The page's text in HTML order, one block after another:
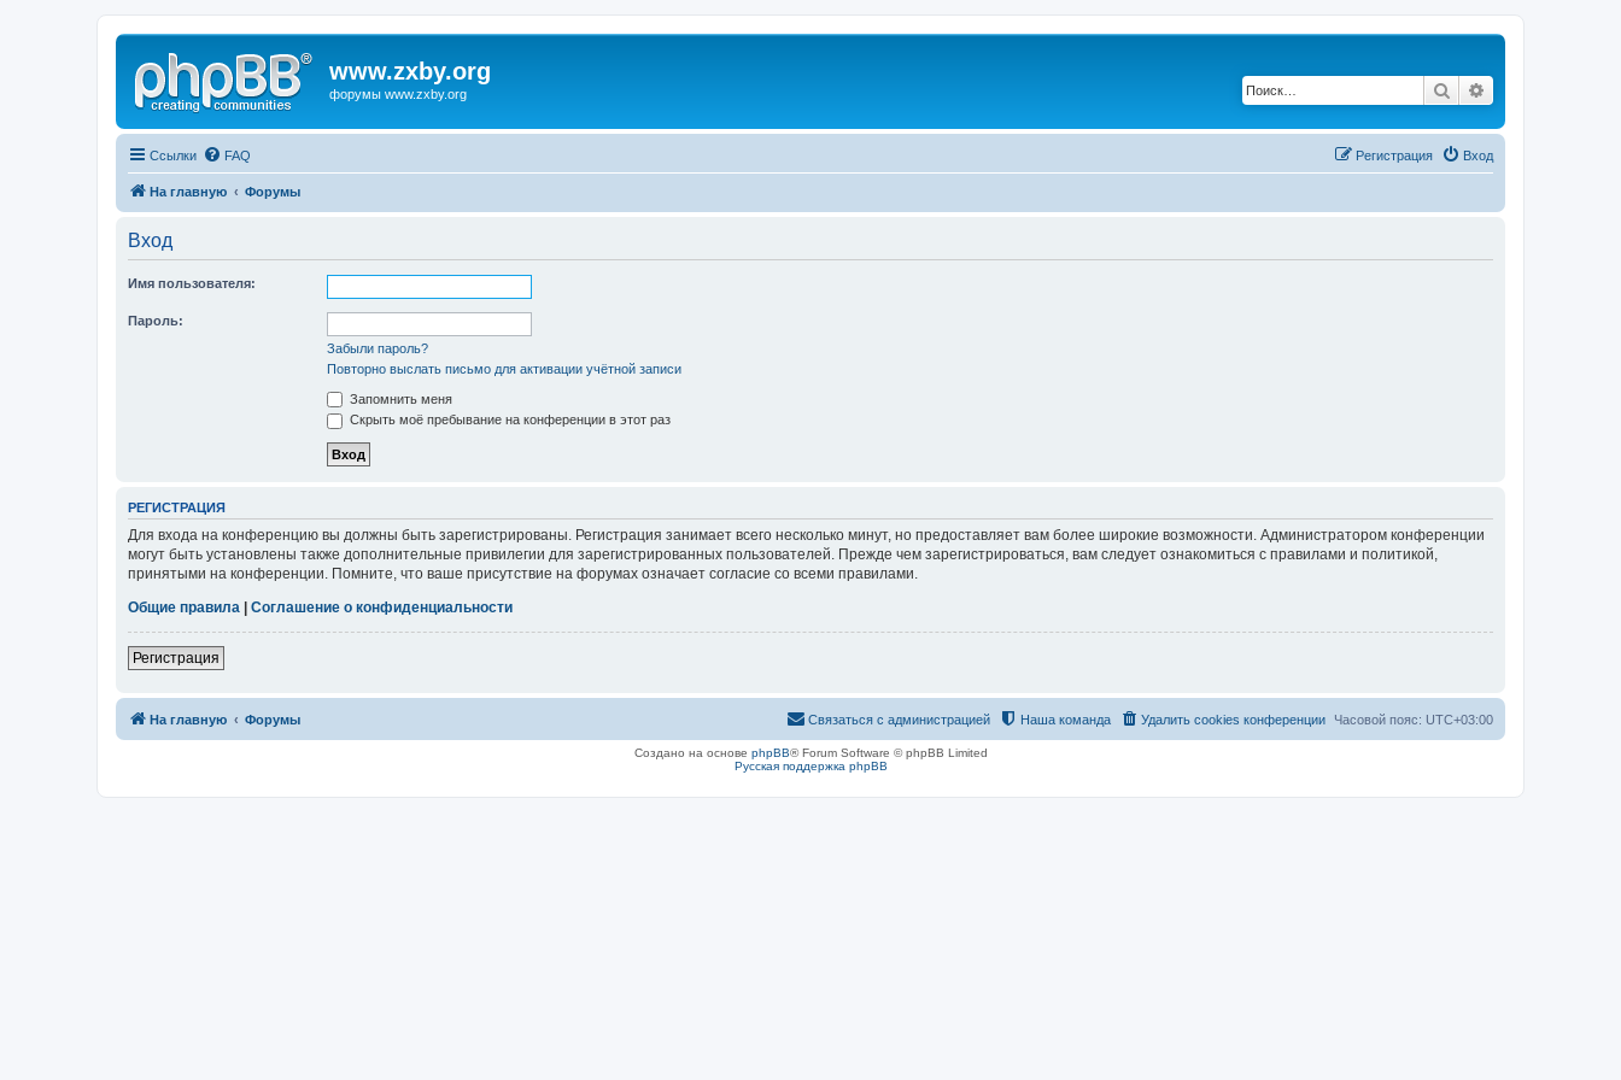
www.zxby.org
форумы www.zxby.org Поиск
Ссылки FAQ Вход
Регистрация
На главную Форумы
Вход
Имя пользователя:
Пароль:
Забыли пароль?
Повторно выслать письмо для активации учётной записи
Запомнить меня
Скрыть моё пребывание на конференции в этот раз
РЕГИСТРАЦИЯ
Для входа на конференцию вы должны быть зарегистрированы. Регистрация занимает всего несколько минут, но предоставляет вам более широкие возможности. Администратором конференции
могут быть установлены также дополнительные привилегии для зарегистрированных пользователей. Прежде чем зарегистрироваться, вам следует ознакомиться с правилами и политикой,
принятыми на конференции. Помните, что ваше присутствие на форумах означает согласие со всеми правилами.
Общие правила
Соглашение о конфиденциальности
Регистрация
На главную Форумы Часовой пояс: UTC+03:00
Удалить cookies конференции
Наша команда
Связаться с администрацией
Создано на основе phpBB® Forum Software © phpBB Limited
Русская поддержка phpBB